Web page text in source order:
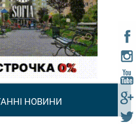
НОВИНИ